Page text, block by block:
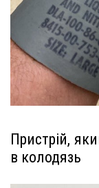
Пристрій,
в колодязь